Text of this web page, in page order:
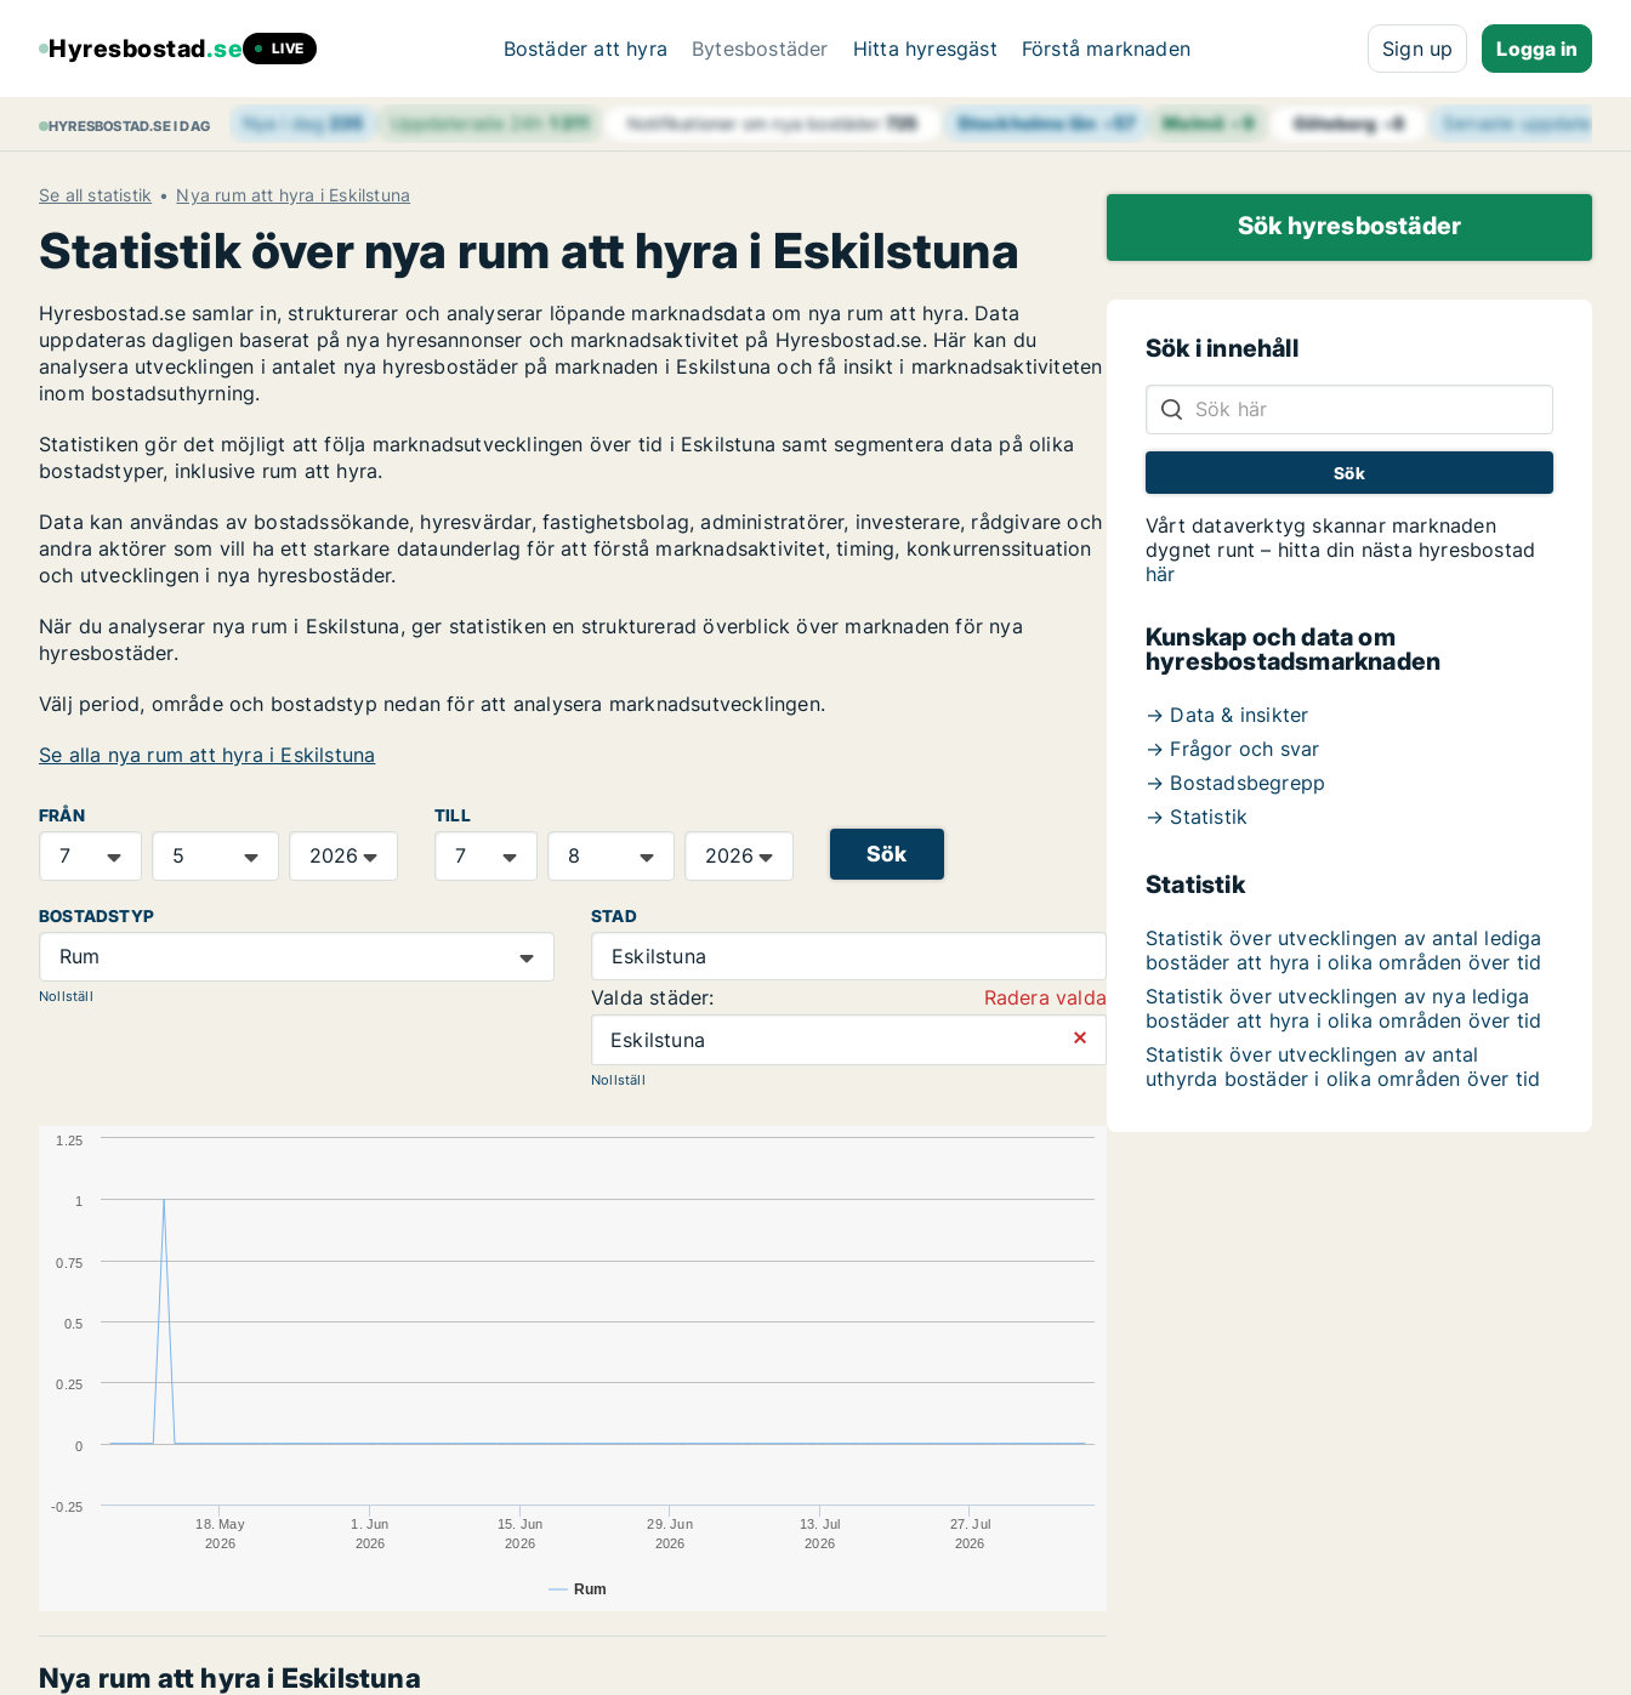
Hyresbostad.se LIVE Bostäder att hyra Bytesbostäder Hitta hyresgäst Förstå marknaden Sign up Logga in
HYRESBOSTAD.SE I DAG Nya i dag235 Uppdaterade 24h 1 311 Notifikationer om nya bostäder 725 Stockholms län+57 Malmö+9 Göteborg+8 Senaste
Se all statistik Nya rum att hyra i Eskilstuna
Statistik över nya rum att hyra i Eskilstuna
Hyresbostad.se samlar in, strukturerar och analyserar löpande marknadsdata om nya rum att hyra. Data
uppdateras dagligen baserat på nya hyresannonser och marknadsaktivitet på Hyresbostad.se. Här kan du
analysera utvecklingen i antalet nya hyresbostäder på marknaden i Eskilstuna och få insikt i marknadsaktiviteten
inom bostadsuthyrning.
Statistiken gör det möjligt att följa marknadsutvecklingen över tid i Eskilstuna samt segmentera data på olika
bostadstyper, inklusive rum att hyra.
Data kan användas av bostadssökande, hyresvärdar, fastighetsbolag, administratörer, investerare, rådgivare och
andra aktörer som vill ha ett starkare dataunderlag för att förstå marknadsaktivitet, timing, konkurrenssituation
och utvecklingen i nya hyresbostäder.
När du analyserar nya rum i Eskilstuna, ger statistiken en strukturerad överblick över marknaden för nya
hyresbostäder.
Välj period, område och bostadstyp nedan för att analysera marknadsutvecklingen.
Se alla nya rum att hyra i Eskilstuna
FRÅN TILL
Sök
BOSTADSTYP
Rum
Nollställ
STAD
Eskilstuna
Valda städer:
Radera valda
Eskilstuna
⨯
Nollställ
Rum
18. May
2026
1. Jun
2026
15. Jun
2026
29. Jun
2026
13. Jul
2026
27. Jul
2026
0
1
-0.25
0.25
0.5
0.75
1.25
Nya rum att hyra i Eskilstuna
Sök hyresbostäder
Sök i innehåll
Vårt dataverktyg skannar marknaden
dygnet runt – hitta din nästa hyresbostad
här
Kunskap och data om
hyresbostadsmarknaden
→ Data & insikter
→ Frågor och svar
→ Bostadsbegrepp
→ Statistik
Statistik
Statistik över utvecklingen av antal lediga
bostäder att hyra i olika områden över tid
Statistik över utvecklingen av nya lediga
bostäder att hyra i olika områden över tid
Statistik över utvecklingen av antal
uthyrda bostäder i olika områden över tid